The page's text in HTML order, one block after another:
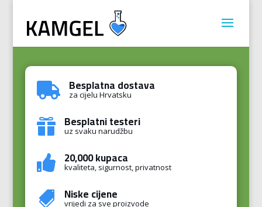
 Besplatna dostava
za cijelu Hrvatsku
 Besplatni testeri
uz svaku narudžbu
 20,000 kupaca
kvaliteta, sigurnost, privatnost
 Niske cijene
vrijedi za sve proizvode